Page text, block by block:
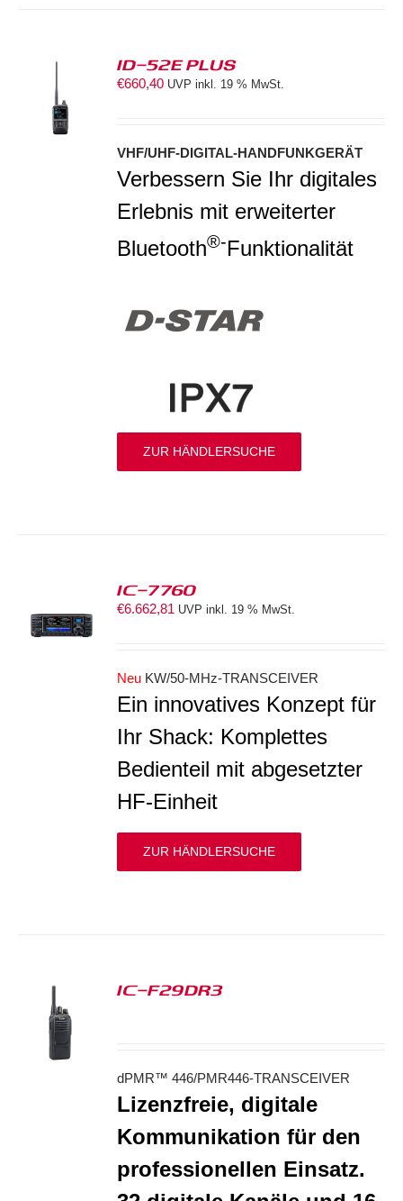
ID-52E PLUS
€660,40 UVP inkl. 19 % MwSt.
VHF/UHF-DIGITAL-HANDFUNKGERÄT
Verbessern Sie Ihr digitales
Erlebnis mit erweiterter
Bluetooth®-Funktionalität
ZUR HÄNDLERSUCHE
IC-7760
€6.662,81 UVP inkl. 19 % MwSt.
Neu KW/50-MHz-TRANSCEIVER
Ein innovatives Konzept für
Ihr Shack: Komplettes
Bedienteil mit abgesetzter
HF-Einheit
ZUR HÄNDLERSUCHE
IC-F29DR3
dPMR™ 446/PMR446-TRANSCEIVER
Lizenzfreie, digitale
Kommunikation für den
professionellen Einsatz.